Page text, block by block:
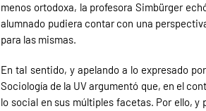
menos ortodoxa, la profesora Simbürger
alumnado pudiera contar con una
para las mismas.
En tal sentido, y apelando a lo expresado
Sociología de la UV argumentó que, en el
lo social en sus múltiples facetas. Por ello,